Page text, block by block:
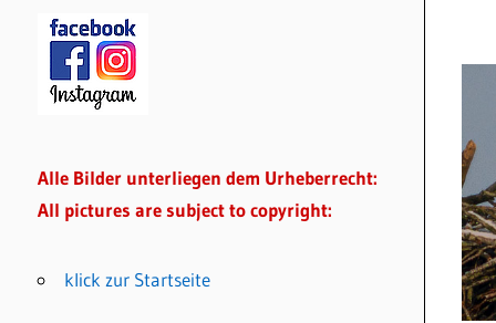
Alle Bilder unterliegen dem Urheberrecht:
All pictures are subject to copyright:
klick zur Startseite